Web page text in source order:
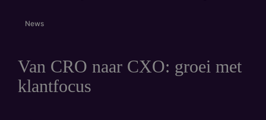
News
Van CRO naar CXO: groei met
klantfocus